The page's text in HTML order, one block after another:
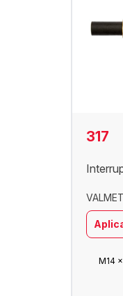
317
VALMET
M14 x